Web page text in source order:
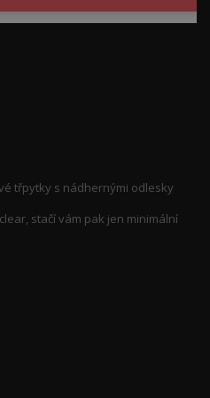
třpytky s nádhernými odlesky
stačí vám pak jen minimální